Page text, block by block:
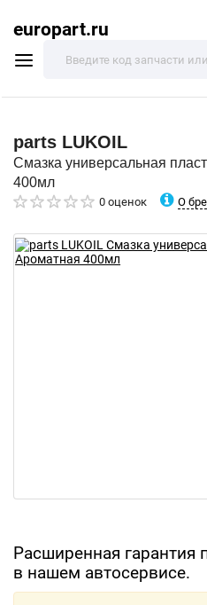
europart.ru
parts LUKOIL
Смазка универсальная
400мл
0 оценок О
Расширенная гарантия
в нашем автосервисе.